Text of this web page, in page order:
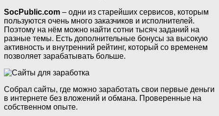
SocPublic.com – одни из старейших сервисов, которым
пользуются очень много заказчиков и исполнителей.
Поэтому на нём можно найти сотни тысяч заданий на
разные темы. Есть дополнительные бонусы за высокую
активность и внутренний рейтинг, который со временем
позволяет зарабатывать больше.
Собрал сайты, где можно заработать свои первые деньги
в интернете без вложений и обмана. Проверенные на
собственном опыте.